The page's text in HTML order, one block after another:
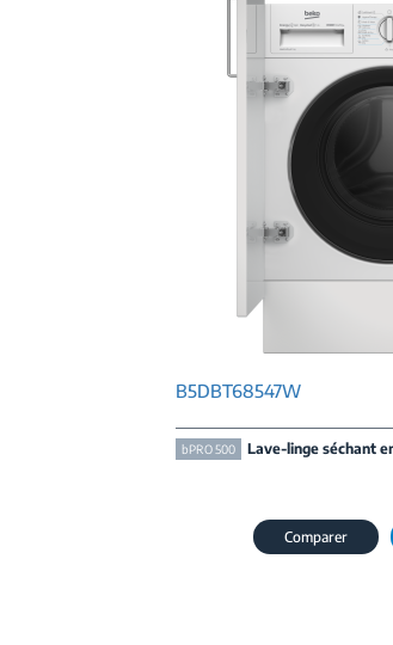
B5DBT68547W
bPRO 500 Lave-linge séchant
Comparer